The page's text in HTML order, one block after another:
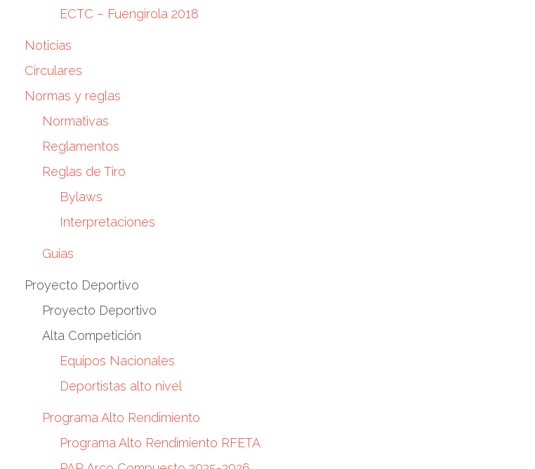
ECTC – Fuengirola 2018
Noticias
Circulares
Normas y reglas
Normativas
Reglamentos
Reglas de Tiro
Bylaws
Interpretaciones
Guías
Proyecto Deportivo
Proyecto Deportivo
Alta Competición
Equipos Nacionales
Deportistas alto nivel
Programa Alto Rendimiento
Programa Alto Rendimiento RFETA